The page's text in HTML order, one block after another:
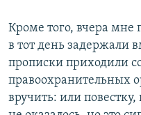
Кроме того, вчера мне
в тот день задержали
прописки приходили
правоохранительных
вручить: или